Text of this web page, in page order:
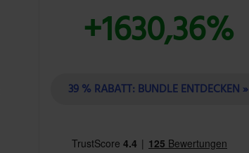
+1630,36%
39 % RABATT: BUNDLE ENTDECKEN »